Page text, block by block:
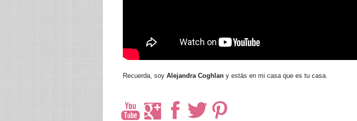
Recuerda, soy Alejandra Coghlan y estás en mi casa que es tu casa.